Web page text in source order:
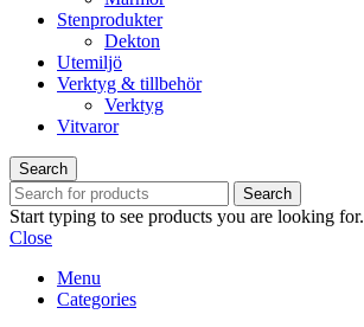
Stenprodukter
Dekton
Utemiljö
Verktyg & tillbehör
Verktyg
Vitvaror
Search
Search
Start typing to see products you are looking for.
Close
Menu
Categories